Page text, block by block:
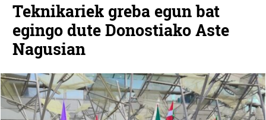
Teknikariek greba egun bat
egingo dute Donostiako Aste
Nagusian